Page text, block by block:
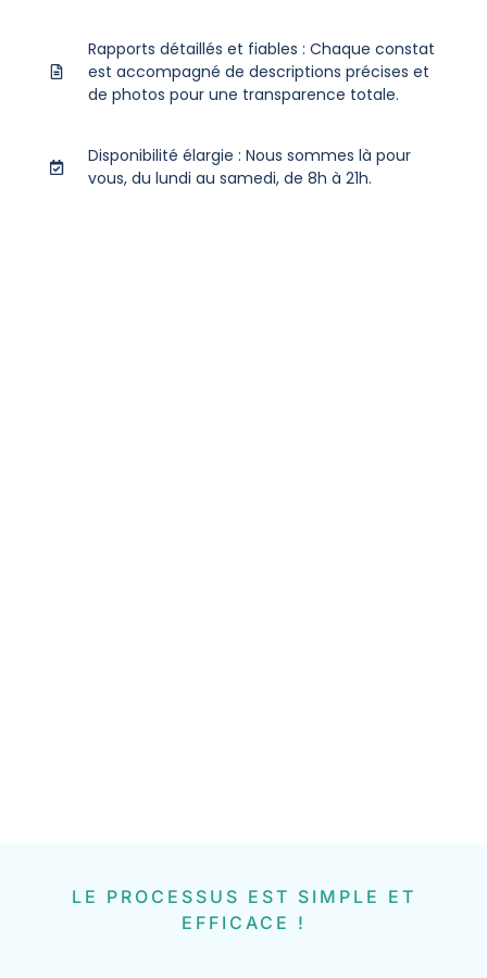
Rapports détaillés et fiables : Chaque constat
est accompagné de descriptions précises et
de photos pour une transparence totale.
Disponibilité élargie : Nous sommes là pour
vous, du lundi au samedi, de 8h à 21h.
LE PROCESSUS EST SIMPLE ET
EFFICACE !